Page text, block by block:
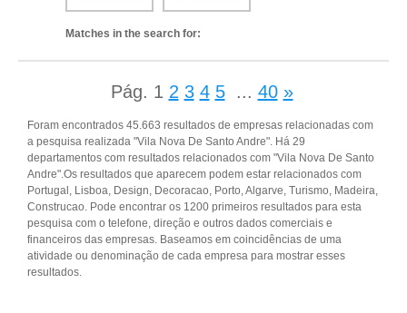
Matches in the search for:
Pág. 1 2 3 4 5 ... 40 »
Foram encontrados 45.663 resultados de empresas relacionadas com
a pesquisa realizada "Vila Nova De Santo Andre". Há 29
departamentos com resultados relacionados com "Vila Nova De Santo
Andre".Os resultados que aparecem podem estar relacionados com
Portugal, Lisboa, Design, Decoracao, Porto, Algarve, Turismo, Madeira,
Construcao. Pode encontrar os 1200 primeiros resultados para esta
pesquisa com o telefone, direção e outros dados comerciais e
financeiros das empresas. Baseamos em coincidências de uma
atividade ou denominação de cada empresa para mostrar esses
resultados.